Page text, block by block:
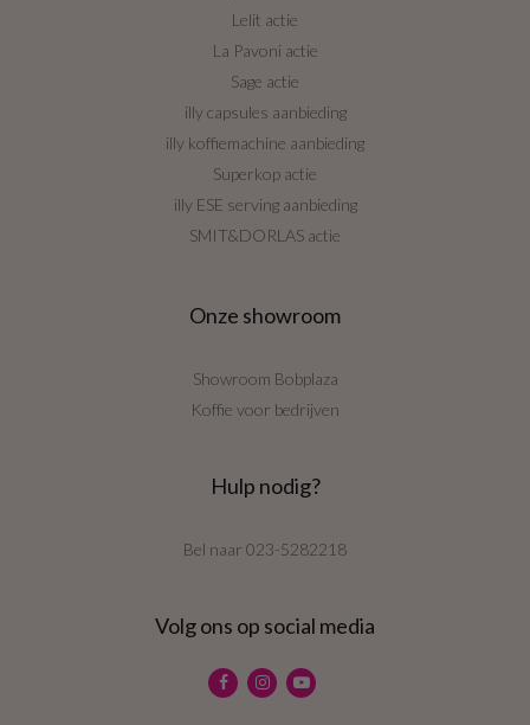
Lelit actie
La Pavoni actie
Sage actie
illy capsules aanbieding
illy koffiemachine aanbieding
Superkop actie
illy ESE serving aanbieding
SMIT&DORLAS actie
Onze showroom
Showroom Bobplaza
Koffie voor bedrijven
Hulp nodig?
Bel naar 023-5282218
Volg ons op social media